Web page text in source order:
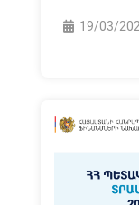
19/03/